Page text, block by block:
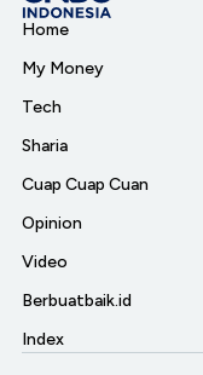
Home
My Money
Tech
Sharia
Cuap Cuap Cuan
Opinion
Video
Berbuatbaik.id
Index